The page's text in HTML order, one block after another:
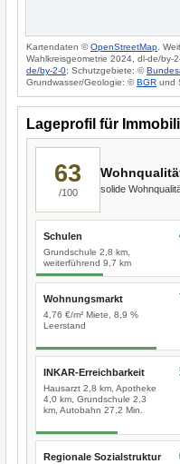
Kartendaten ©OpenStreetMap .
Wahlkreisgeometrie 2024, dl-de/by-
de/by-2-0; Schutzgebiete: ©
Grundwasser/Geologie: ©BGR und
Lageprofil für
63
/100 solide
Schulen
Grundschule 2,8 km,
weiterführend 9,7 km
Wohnungsmarkt
4,76 €/m² Miete, 8,9 %
Leerstand
INKAR-Erreichbarkeit
Hausarzt 2,8 km, Apotheke
4,0 km, Grundschule 2,3
km, Autobahn 27,2 Min.
Regionale Sozialstruktur